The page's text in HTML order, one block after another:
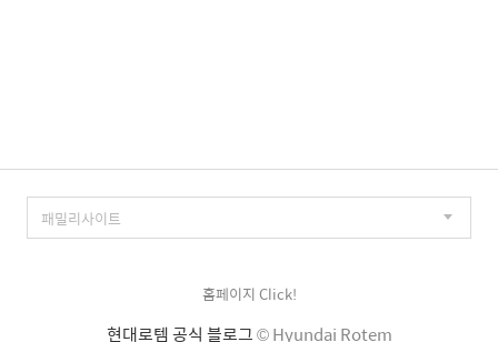
홈페이지 Click!
현대로템 공식 블로그© Hyundai Rotem